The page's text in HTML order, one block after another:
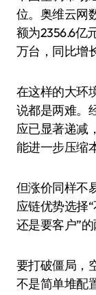
位。奥维云网
额为2356.6亿
万台，同比增长
在这样的大环
说都是两难。
应已显著递减
能进一步压缩
但涨价同样不
应链优势选择
还是要客户”的
要打破僵局，
不是简单堆配